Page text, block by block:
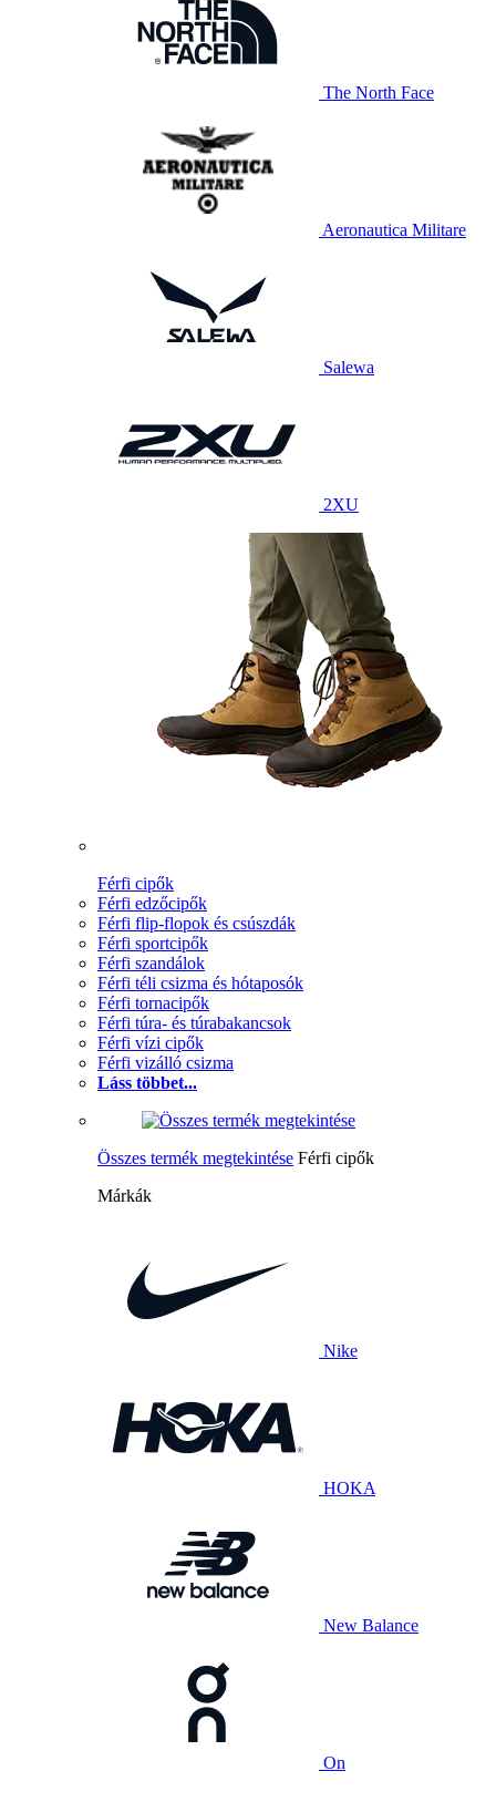
The North Face
Aeronautica Militare
Salewa
2XU
Férfi cipők
Férfi edzőcipők
Férfi flip-flopok és csúszdák
Férfi sportcipők
Férfi szandálok
Férfi téli csizma és hótaposók
Férfi tornacipők
Férfi túra- és túrabakancsok
Férfi vízi cipők
Férfi vizálló csizma
Láss többet...
Összes termék megtekintése Férfi cipők
Márkák
Nike
HOKA
New Balance
On